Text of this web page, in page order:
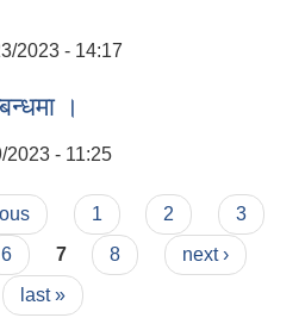
2023 - 14:17
।
2023 - 11:25
1 2
3
6 7 8
next ›
last »